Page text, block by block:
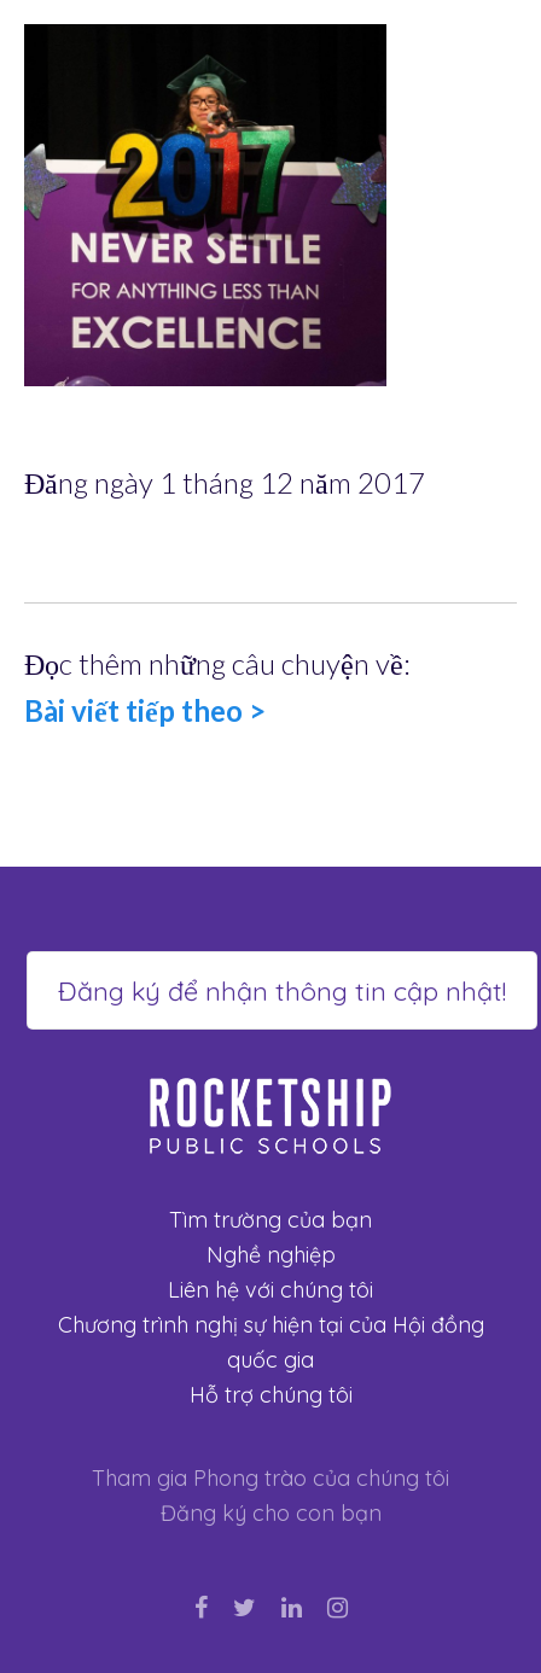
Đăng ngày 1 tháng 12 năm 2017
Đọc thêm những câu chuyện về:
Bài viết tiếp theo >
Tìm trường của bạn
Nghề nghiệp
Liên hệ với chúng tôi
Chương trình nghị sự hiện tại của Hội đồng
quốc gia
Hỗ trợ chúng tôi
Tham gia Phong trào của chúng tôi
Đăng ký cho con bạn